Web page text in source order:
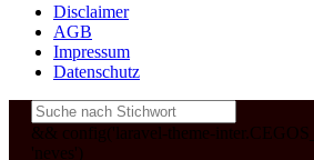
Disclaimer
AGB
Impressum
Datenschutz
&& config('laravel-theme-
'neves')